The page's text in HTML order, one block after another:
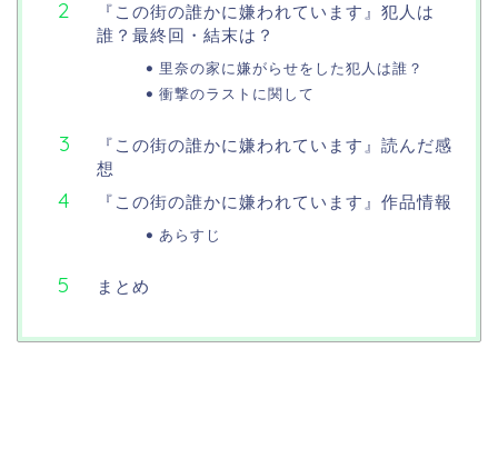
『この街の誰かに嫌われています』犯人は
誰？最終回・結末は？
里奈の家に嫌がらせをした犯人は誰？
衝撃のラストに関して
『この街の誰かに嫌われています』読んだ感
想
『この街の誰かに嫌われています』作品情報
あらすじ
まとめ